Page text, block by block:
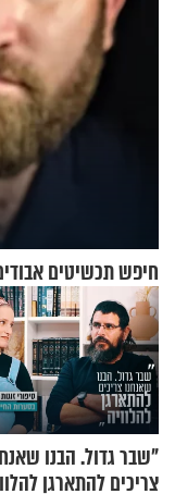
חיפש תכשיטים אבודים -
"שבר גדול. הבנו
צריכים להתארגן